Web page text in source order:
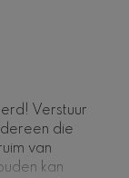
Verstuur
die
van
kan